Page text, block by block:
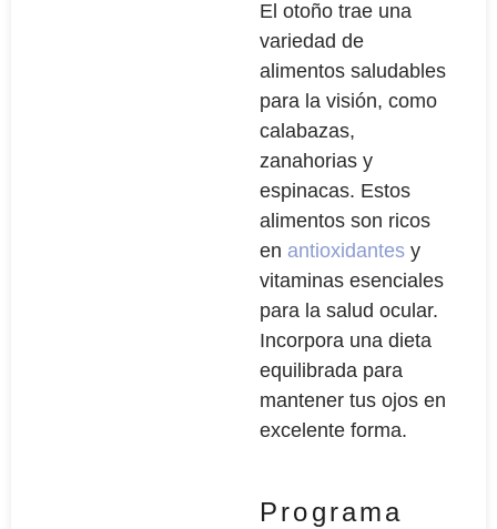
El otoño trae una
variedad de
alimentos saludables
para la visión, como
calabazas,
zanahorias y
espinacas. Estos
alimentos son ricos
en antioxidantes y
vitaminas esenciales
para la salud ocular.
Incorpora una dieta
equilibrada para
mantener tus ojos en
excelente forma.
Programa